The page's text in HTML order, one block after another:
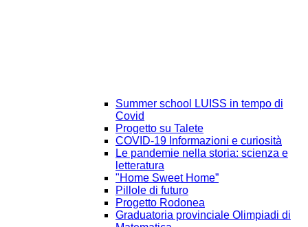
Summer school LUISS in tempo di
Covid
Progetto su Talete
COVID-19 Informazioni e curiosità
Le pandemie nella storia: scienza e
letteratura
"Home Sweet Home”
Pillole di futuro
Progetto Rodonea
Graduatoria provinciale Olimpiadi di